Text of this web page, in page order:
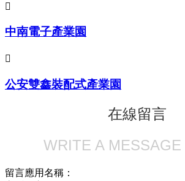

中南電子產業園

公安雙鑫裝配式產業園
在線留言
WRITE A
留言應用名稱：